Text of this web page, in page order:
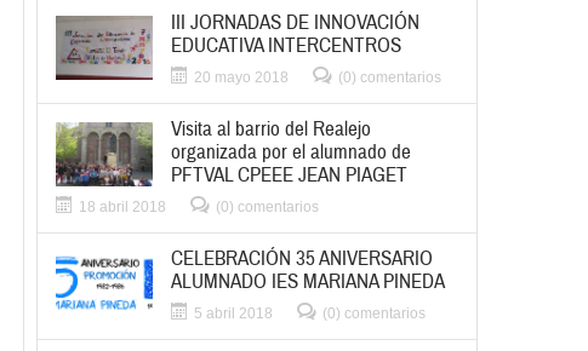
III JORNADAS DE INNOVACIÓN
EDUCATIVA INTERCENTROS
20 mayo 2018 (0) comentarios
Visita al barrio del Realejo
organizada por el alumnado de
PFTVAL CPEEE JEAN PIAGET
18 abril 2018 (0) comentarios
CELEBRACIÓN 35 ANIVERSARIO
ALUMNADO IES MARIANA PINEDA
5 abril 2018 (0) comentarios